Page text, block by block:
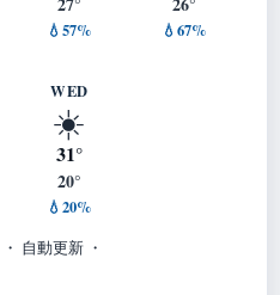
💧57% 💧67%
WED
☀️
31°
20°
💧20%
・ 自動更新 ・